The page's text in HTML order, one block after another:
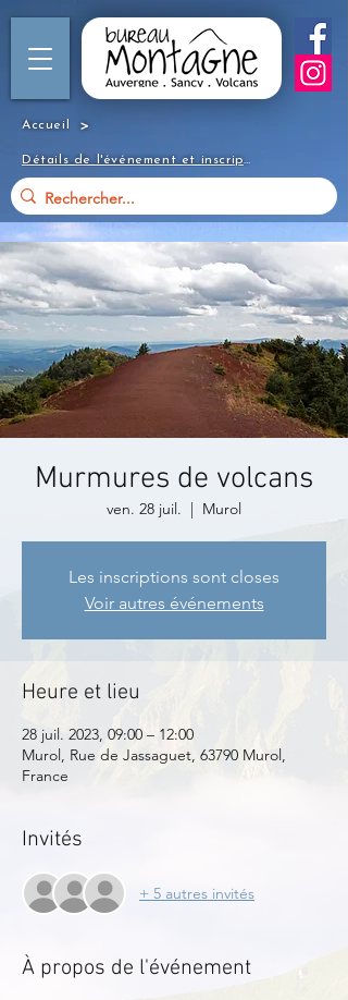
Accueil >
Détails de l'événement et inscription
Murmures de volcans
ven. 28 juil.
  |
Murol
Les inscriptions sont closes
Voir autres événements
Heure et lieu
28 juil. 2023, 09:00 – 12:00
Murol, Rue de Jassaguet, 63790 Murol,
France
Invités
+ 5 autres invités
À propos de l'événement